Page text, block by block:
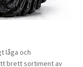
låga och
brett sortiment av